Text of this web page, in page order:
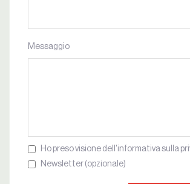
Messaggio
Ho preso visione dell'informativa sulla
Newsletter (opzionale)